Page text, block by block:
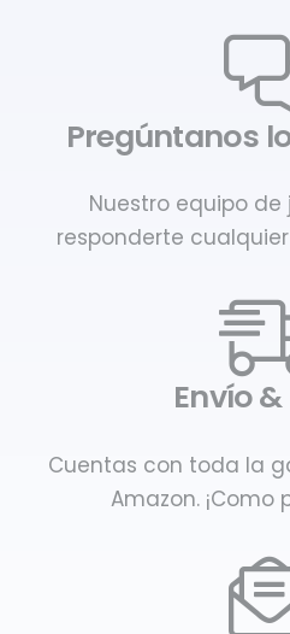
Pregúntanos
Nuestro equipo
responderte
Envío
Cuentas con toda la
Amazon. ¡Como